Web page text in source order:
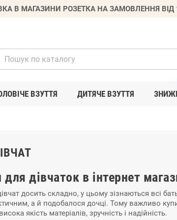
В МАГАЗИНИ РОЗЕТКА НА ЗАМОВЛЕННЯ ВІД
ВЗУТТЯ ДИТЯЧЕ ВЗУТТЯ
дівчаток в інтернет
досить складно, у цьому зізнаються всі
а й подобалося дочці. Тому важливо
якість матеріалів, зручність і надійність.